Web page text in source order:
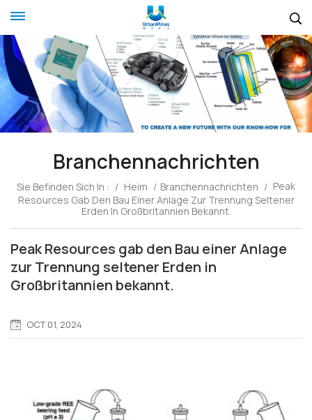
Branchennachrichten
Sie Befinden Sich In : / Heim / Branchennachrichten / Peak
Resources Gab Den Bau Einer Anlage Zur Trennung Seltener
Erden In Großbritannien Bekannt.
Peak Resources gab den Bau einer Anlage
zur Trennung seltener Erden in
Großbritannien bekannt.
OCT 01, 2024